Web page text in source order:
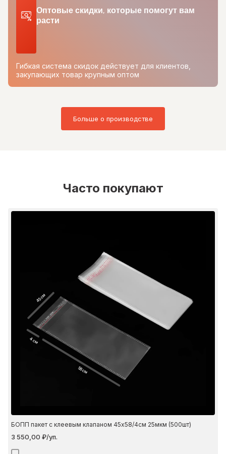
Оптовые скидки, которые помогут вам
расти
Гибкая система скидок действует для клиентов,
закупающих товар крупным оптом
Больше о производстве
Часто покупают
45 см
4 см
58 см
БОПП пакет с клеевым клапаном 45х58/4см 25мкм (500шт)
3 550,00 ₽/уп.